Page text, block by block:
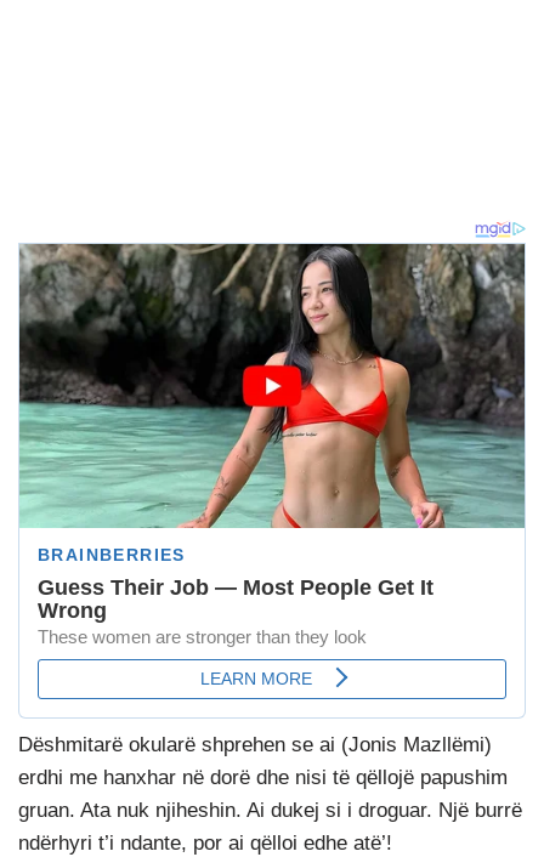
Dëshmitarë okularë shprehen se ai (Jonis Mazllëmi)
erdhi me hanxhar në dorë dhe nisi të qëllojë papushim
gruan. Ata nuk njiheshin. Ai dukej si i droguar. Një burrë
ndërhyri t’i ndante, por ai qëlloi edhe atë’!